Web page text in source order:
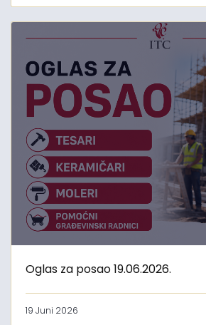
Oglas za posao 19.06.2026.
19 Juni 2026